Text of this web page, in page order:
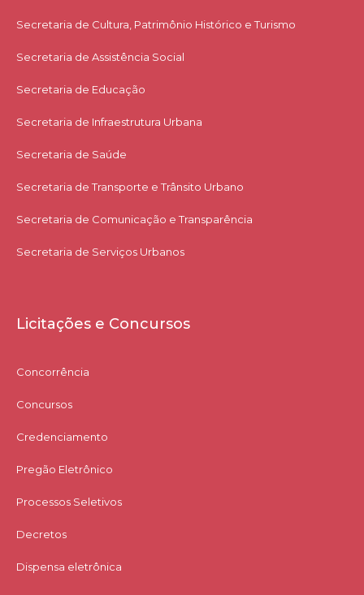
Secretaria de Cultura, Patrimônio Histórico e Turismo
Secretaria de Assistência Social
Secretaria de Educação
Secretaria de Infraestrutura Urbana
Secretaria de Saúde
Secretaria de Transporte e Trânsito Urbano
Secretaria de Comunicação e Transparência
Secretaria de Serviços Urbanos
Licitações e Concursos
Concorrência
Concursos
Credenciamento
Pregão Eletrônico
Processos Seletivos
Decretos
Dispensa eletrônica